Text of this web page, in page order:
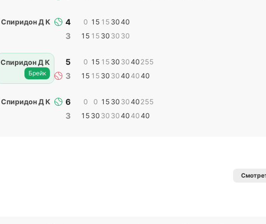
Спиридон Д К
4
3
0
15
15
15
15
30
30
30
40
30
Спиридон Д К
Брейк
5
3
0
15
15
15
15
30
30
30
30
40
40
40
255
40
Спиридон Д К
6
3
0
15
0
30
15
30
30
30
30
40
40
40
255
40